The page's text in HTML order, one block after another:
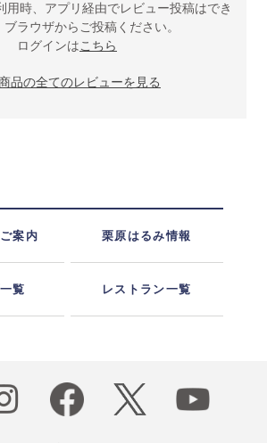
時、アプリ経由でレビュー投稿はでき
ブラウザからご投稿ください。
ログインはこちら
品の全てのレビューを見る
案内 栗原はるみ情報
覧 レストラン一覧